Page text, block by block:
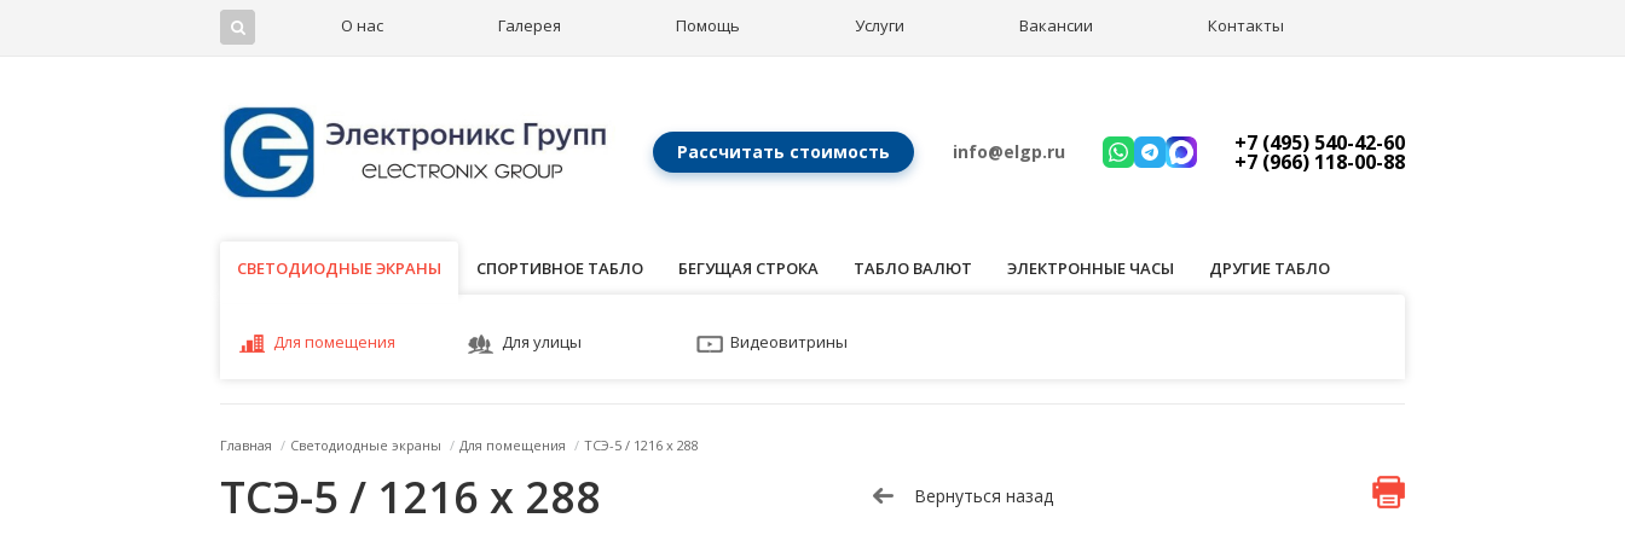
О нас Галерея Помощь Услуги Вакансии Контакты
Рассчитать стоимость info@elgp.ru +7 (495) 540-42-60
+7 (966) 118-00-88
СВЕТОДИОДНЫЕ ЭКРАНЫ
СВЕТОДИОДНЫЕ ЭКРАНЫ СПОРТИВНОЕ ТАБЛО БЕГУЩАЯ СТРОКА ТАБЛО ВАЛЮТ ЭЛЕКТРОННЫЕ ЧАСЫ ДРУГИЕ ТАБЛО
Для помещения Для улицы Видеовитрины
Главная / Светодиодные экраны / Для помещения / ТСЭ-5 / 1216 x 288
ТСЭ-5 / 1216 x 288 Вернуться назад